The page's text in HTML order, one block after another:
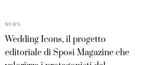
NEWS
Wedding Icons, il progetto
editoriale di Sposi Magazine che